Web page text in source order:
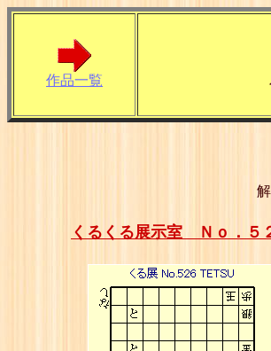
作品一覧
くるくる展示室 Ｎｏ．５